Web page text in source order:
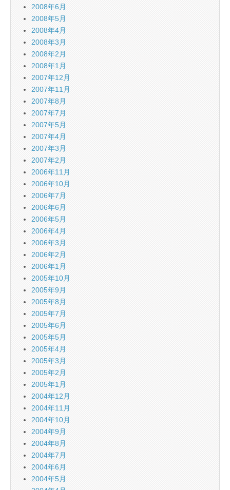
2008年6月
2008年5月
2008年4月
2008年3月
2008年2月
2008年1月
2007年12月
2007年11月
2007年8月
2007年7月
2007年5月
2007年4月
2007年3月
2007年2月
2006年11月
2006年10月
2006年7月
2006年6月
2006年5月
2006年4月
2006年3月
2006年2月
2006年1月
2005年10月
2005年9月
2005年8月
2005年7月
2005年6月
2005年5月
2005年4月
2005年3月
2005年2月
2005年1月
2004年12月
2004年11月
2004年10月
2004年9月
2004年8月
2004年7月
2004年6月
2004年5月